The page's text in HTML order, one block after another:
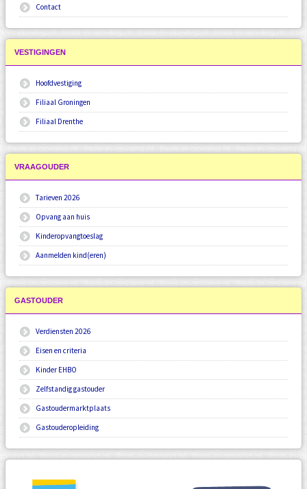
Contact
VESTIGINGEN
Hoofdvestiging
Filiaal Groningen
Filiaal Drenthe
VRAAGOUDER
Tarieven 2026
Opvang aan huis
Kinderopvangtoeslag
Aanmelden kind(eren)
GASTOUDER
Verdiensten 2026
Eisen en criteria
Kinder EHBO
Zelfstandig gastouder
Gastoudermarktplaats
Gastouderopleiding